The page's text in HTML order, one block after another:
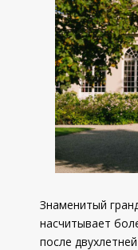
Знаменитый
насчитывает
после